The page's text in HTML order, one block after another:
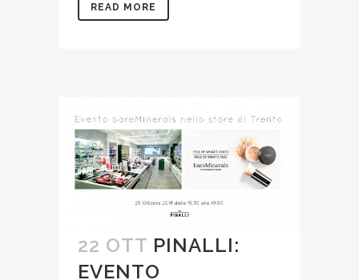
READ MORE
22 OTT PINALLI:
EVENTO